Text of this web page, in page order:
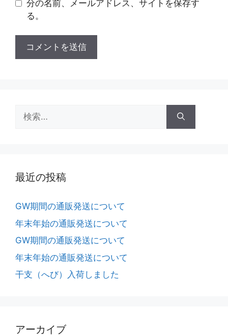
分の名前、メールアドレス、サイトを保存す
る。
最近の投稿
GW期間の通販発送について
年末年始の通販発送について
GW期間の通販発送について
年末年始の通販発送について
干支（へび）入荷しました
アーカイブ